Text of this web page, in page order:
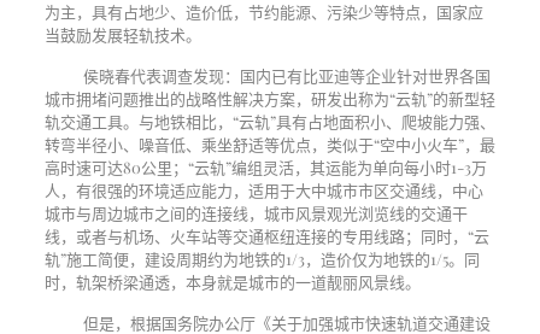
为主，具有占地少、造价低，节约能源、污染少等特点，国家应
当鼓励发展轻轨技术。
侯晓春代表调查发现：国内已有比亚迪等企业针对世界各国
城市拥堵问题推出的战略性解决方案，研发出称为“云轨”的新型轻
轨交通工具。与地铁相比，“云轨”具有占地面积小、爬坡能力强、
转弯半径小、噪音低、乘坐舒适等优点，类似于“空中小火车”，最
高时速可达80公里；“云轨”编组灵活，其运能为单向每小时1-3万
人，有很强的环境适应能力，适用于大中城市市区交通线，中心
城市与周边城市之间的连接线，城市风景观光浏览线的交通干
线，或者与机场、火车站等交通枢纽连接的专用线路；同时，“云
轨”施工简便，建设周期约为地铁的1/3，造价仅为地铁的1/5。同
时，轨架桥梁通透，本身就是城市的一道靓丽风景线。
但是，根据国务院办公厅《关于加强城市快速轨道交通建设